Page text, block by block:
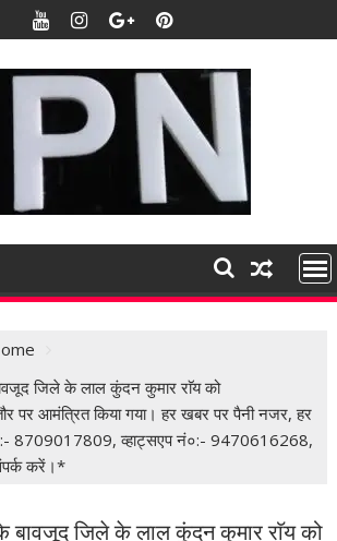
जिले के लाल कुंदन कुमार राॅय को
पर आमंत्रित किया गया। हर खबर पर पैनी नजर, हर
8709017809, व्हाट्सएप नं०:- 9470616268,
करें।*
बावजूद जिले के लाल कुंदन कुमार राॅय को